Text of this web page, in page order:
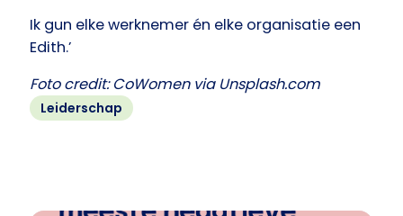
Ik gun elke werknemer én elke organisatie een
Edith.’
Foto credit: CoWomen via Unsplash.com
Leiderschap